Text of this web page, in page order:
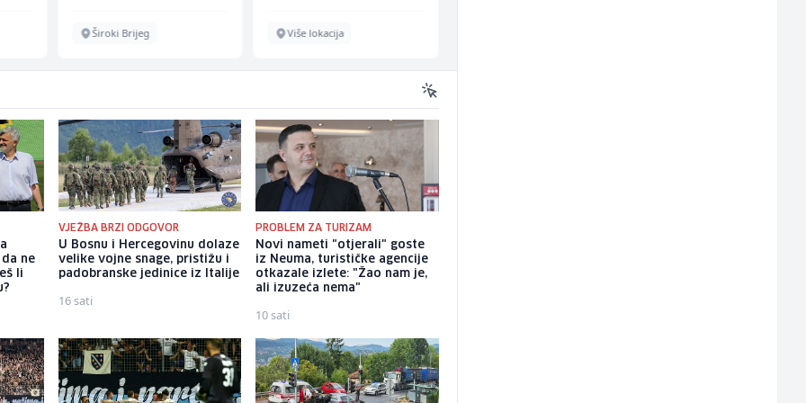
Široki Brijeg Više lokacija
ne
li
VJEŽBA BRZI ODGOVOR
U Bosnu i Hercegovinu dolaze
velike vojne snage, pristižu i
padobranske jedinice iz Italije
16 sati
PROBLEM ZA TURIZAM
Novi nameti "otjerali" goste
iz Neuma, turističke agencije
otkazale izlete: "Žao nam je,
ali izuzeća nema"
10 sati